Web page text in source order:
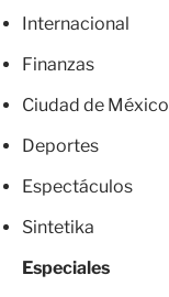
Internacional
Finanzas
Ciudad de México
Deportes
Espectáculos
Sintetika
Especiales